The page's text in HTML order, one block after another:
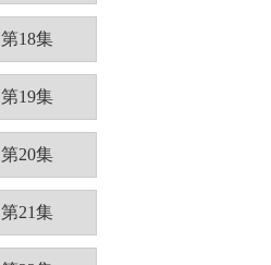
第18集
第19集
第20集
第21集